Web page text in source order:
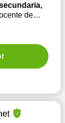
de
los niveles
he tenido
contextos y
Mi
de la...